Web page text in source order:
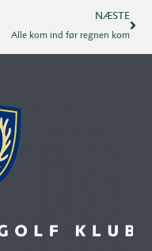
NÆSTE
Alle kom ind før regnen kom